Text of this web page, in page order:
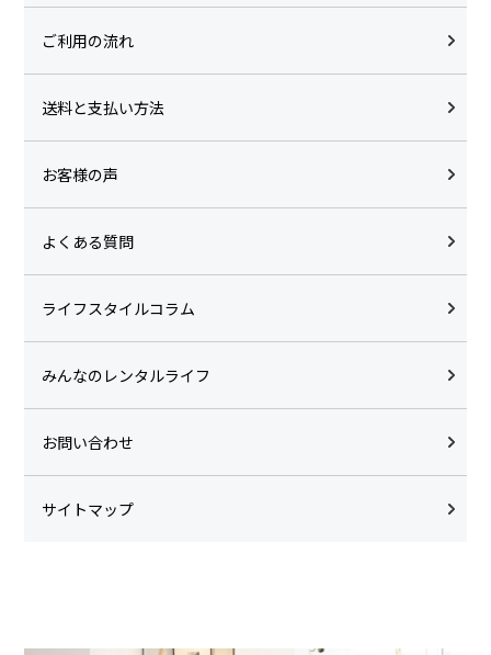
ご利用の流れ
送料と支払い方法
お客様の声
よくある質問
ライフスタイルコラム
みんなのレンタルライフ
お問い合わせ
サイトマップ